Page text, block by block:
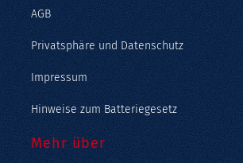
AGB
Privatsphäre und Datenschutz
Impressum
Hinweise zum Batteriegesetz
Mehr über